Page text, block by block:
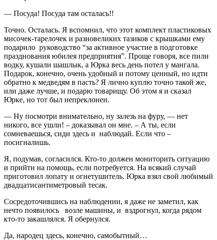
— Посуда! Посуда там осталась!!
Точно. Осталась. Я вспомнил, что этот комплект пластиковых
мисочек-тарелочек и разновеликих тазиков с крышками ему
подарило руководство “за активное участие в подготовке
празднования юбилея предприятия”. Проще говоря, все пили
водку, кушали шашлык, а Юрка весь день потел у мангала.
Подарок, конечно, очень удобный и потому ценный, но идти
обратно к медведям в пасть? Я лично куплю точно такой же,
или даже лучше, и подарю товарищу. Об этом я и сказал
Юрке, но тот был непреклонен.
— Ну посмотри внимательно, ну залезь на фуру, — нет
никого, все ушли! – доказывал он мне. – А ты, если
сомневаешься, сиди здесь и наблюдай. Если что –
посигналишь.
Я, подумав, согласился. Кто-то должен мониторить ситуацию
и прийти на помощь, если потребуется. На всякий случай
приготовил лопату и огнетушитель. Юрка взял свой любимый
двадцатисантиметровый тесак.
Сосредоточившись на наблюдении, я даже не заметил, как
нечто появилось возле машины, и вздрогнул, когда рядом
кто-то закашлялся. Я обернулся.
Да, народец здесь, конечно, самобытный…